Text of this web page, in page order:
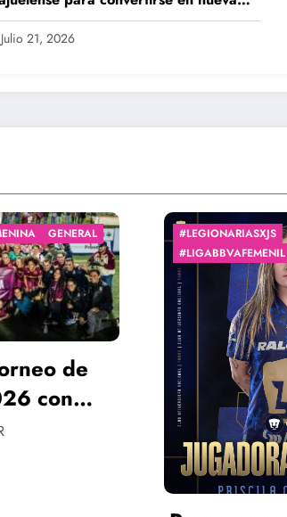
Julio 21, 2026
GENERAL
de
#LEGIONARIASXJS
#LIGABBVAFEMENIL